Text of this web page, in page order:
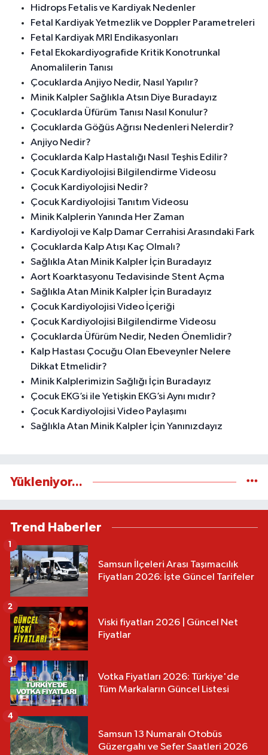
Hidrops Fetalis ve Kardiyak Nedenler
Fetal Kardiyak Yetmezlik ve Doppler Parametreleri
Fetal Kardiyak MRI Endikasyonları
Fetal Ekokardiyografide Kritik Konotrunkal
Anomalilerin Tanısı
Çocuklarda Anjiyo Nedir, Nasıl Yapılır?
Minik Kalpler Sağlıkla Atsın Diye Buradayız
Çocuklarda Üfürüm Tanısı Nasıl Konulur?
Çocuklarda Göğüs Ağrısı Nedenleri Nelerdir?
Anjiyo Nedir?
Çocuklarda Kalp Hastalığı Nasıl Teşhis Edilir?
Çocuk Kardiyolojisi Bilgilendirme Videosu
Çocuk Kardiyolojisi Nedir?
Çocuk Kardiyolojisi Tanıtım Videosu
Minik Kalplerin Yanında Her Zaman
Kardiyoloji ve Kalp Damar Cerrahisi Arasındaki Fark
Çocuklarda Kalp Atışı Kaç Olmalı?
Sağlıkla Atan Minik Kalpler İçin Buradayız
Aort Koarktasyonu Tedavisinde Stent Açma
Sağlıkla Atan Minik Kalpler İçin Buradayız
Çocuk Kardiyolojisi Video İçeriği
Çocuk Kardiyolojisi Bilgilendirme Videosu
Çocuklarda Üfürüm Nedir, Neden Önemlidir?
Kalp Hastası Çocuğu Olan Ebeveynler Nelere
Dikkat Etmelidir?
Minik Kalplerimizin Sağlığı İçin Buradayız
Çocuk EKG’si ile Yetişkin EKG’si Aynı mıdır?
Çocuk Kardiyolojisi Video Paylaşımı
Sağlıkla Atan Minik Kalpler İçin Yanınızdayız
Yükleniyor...
Trend Haberler
Samsun İlçeleri Arası Taşımacılık
Fiyatları 2026: İşte Güncel Tarifeler
1
Viski fiyatları 2026 | Güncel Net
Fiyatlar
2
Votka Fiyatları 2026: Türkiye'de
Tüm Markaların Güncel Listesi
3
Samsun 13 Numaralı Otobüs
Güzergahı ve Sefer Saatleri 2026
4